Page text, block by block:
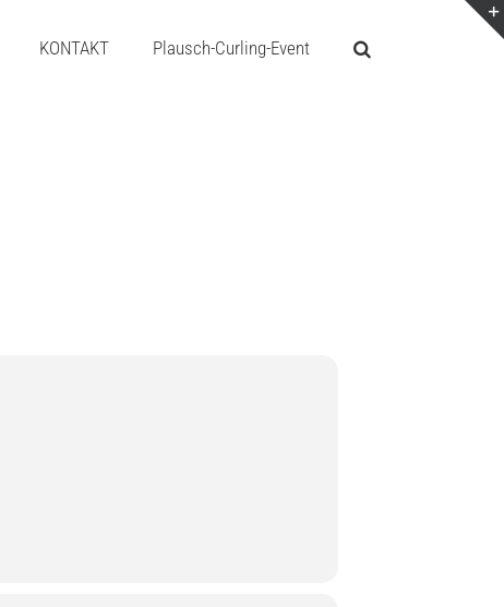
KONTAKT Plausch-Curling-Event